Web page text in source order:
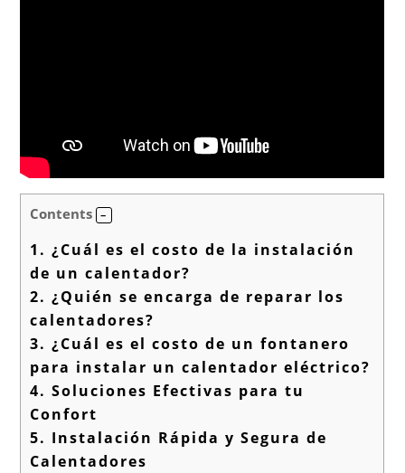
Contents
1. ¿Cuál es el costo de la instalación
de un calentador?
2. ¿Quién se encarga de reparar los
calentadores?
3. ¿Cuál es el costo de un fontanero
para instalar un calentador eléctrico?
4. Soluciones Efectivas para tu
Confort
5. Instalación Rápida y Segura de
Calentadores